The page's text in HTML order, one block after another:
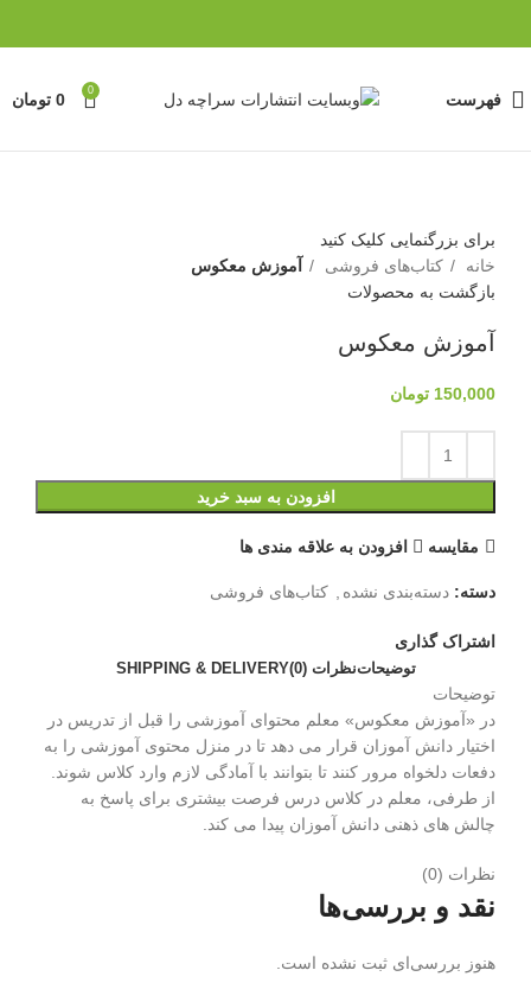
فهرست 0
0 تومان
برای بزرگنمایی کلیک کنید
خانه
کتاب‌های فروشی
آموزش معکوس
بازگشت به محصولات
آموزش معکوس
150,000 تومان
افزودن به سبد خرید
مقایسه افزودن به علاقه مندی ها
دسته: دسته‌بندی نشده , کتاب‌های فروشی
اشتراک گذاری
توضیحاتنظرات (0) SHIPPING & DELIVERY
توضیحات
در «آموزش معکوس» معلم محتوای آموزشی را قبل از تدریس در
اختیار دانش آموزان قرار می دهد تا در منزل محتوی آموزشی را به
دفعات دلخواه مرور کنند تا بتوانند با آمادگی لازم وارد کلاس شوند.
از طرفی، معلم در کلاس درس فرصت بیشتری برای پاسخ به
چالش های ذهنی دانش آموزان پیدا می کند.
نظرات (0)
نقد و بررسی‌ها
هنوز بررسی‌ای ثبت نشده است.